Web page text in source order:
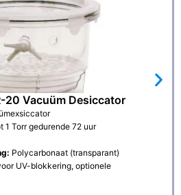
20 Vacuüm Desiccator
1 Torr gedurende 72 uur
Polycarbonaat (transparant)
UV-blokkering, optionele